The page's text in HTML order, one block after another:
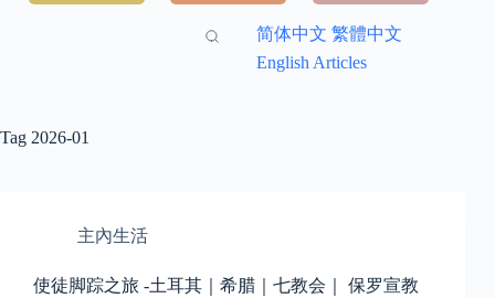
简体中文 繁體中文
English Articles
Tag 2026-01
主內生活
使徒脚踪之旅 -土耳其｜希腊｜七教会｜ 保罗宣教